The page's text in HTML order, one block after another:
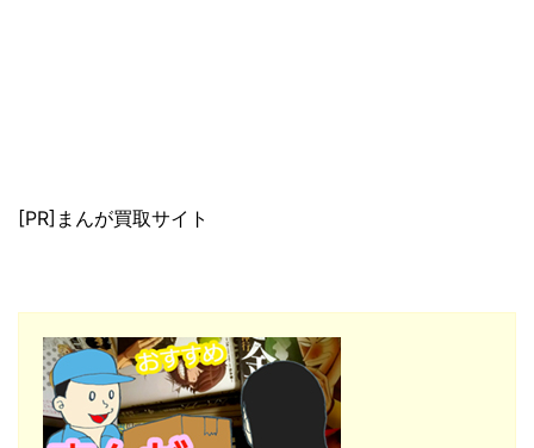
[PR]まんが買取サイト